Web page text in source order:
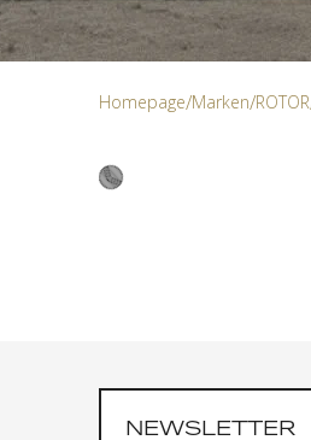
Homepage Marken ROTOR
NEWSLETTER